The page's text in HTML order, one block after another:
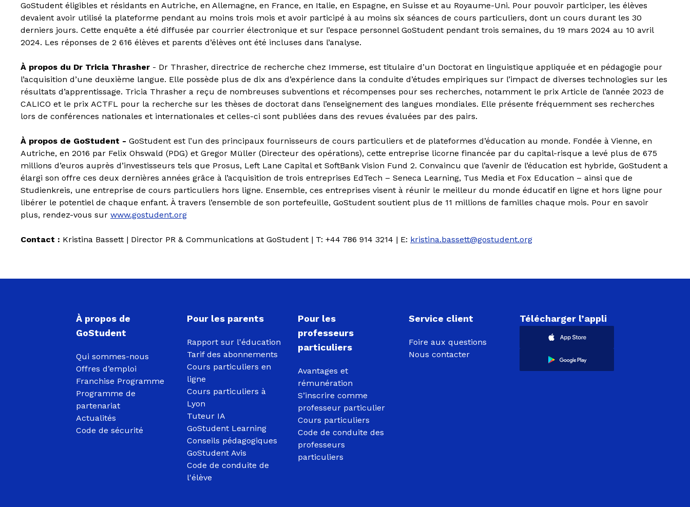
GoStudent éligibles et résidants en Autriche, en Allemagne, en France, en Italie, en Espagne, en Suisse et au Royaume-Uni. Pour pouvoir participer, les élèves
devaient avoir utilisé la plateforme pendant au moins trois mois et avoir participé à au moins six séances de cours particuliers, dont un cours durant les 30
derniers jours. Cette enquête a été diffusée par courrier électronique et sur l’espace personnel GoStudent pendant trois semaines, du 19 mars 2024 au 10 avril
2024. Les réponses de 2 616 élèves et parents d’élèves ont été incluses dans l’analyse.
À propos du Dr Tricia Thrasher - Dr Thrasher, directrice de recherche chez Immerse, est titulaire d’un Doctorat en linguistique appliquée et en pédagogie pour
l’acquisition d’une deuxième langue. Elle possède plus de dix ans d’expérience dans la conduite d’études empiriques sur l’impact de diverses technologies sur les
résultats d’apprentissage. Tricia Thrasher a reçu de nombreuses subventions et récompenses pour ses recherches, notamment le prix Article de l’année 2023 de
CALICO et le prix ACTFL pour la recherche sur les thèses de doctorat dans l’enseignement des langues mondiales. Elle présente fréquemment ses recherches
lors de conférences nationales et internationales et celles-ci sont publiées dans des revues évaluées par des pairs.
À propos de GoStudent - GoStudent est l’un des principaux fournisseurs de cours particuliers et de plateformes d’éducation au monde. Fondée à Vienne, en
Autriche, en 2016 par Felix Ohswald (PDG) et Gregor Müller (Directeur des opérations), cette entreprise licorne financée par du capital-risque a levé plus de 675
millions d’euros auprès d’investisseurs tels que Prosus, Left Lane Capital et SoftBank Vision Fund 2. Convaincu que l’avenir de l’éducation est hybride, GoStudent a
élargi son offre ces deux dernières années grâce à l’acquisition de trois entreprises EdTech – Seneca Learning, Tus Media et Fox Education – ainsi que de
Studienkreis, une entreprise de cours particuliers hors ligne. Ensemble, ces entreprises visent à réunir le meilleur du monde éducatif en ligne et hors ligne pour
libérer le potentiel de chaque enfant. À travers l’ensemble de son portefeuille, GoStudent soutient plus de 11 millions de familles chaque mois. Pour en savoir
plus, rendez-vous sur www.gostudent.org
Contact : Kristina Bassett | Director PR & Communications at GoStudent | T: +44 786 914 3214 | E: kristina.bassett@gostudent.org
À propos de
GoStudent
Qui sommes-nous
Offres d’emploi
Franchise Programme
Programme de
partenariat
Actualités
Code de sécurité
Pour les parents
Rapport sur l'éducation
Tarif des abonnements
Cours particuliers en
ligne
Cours particuliers à
Lyon
Tuteur IA
GoStudent Learning
Conseils pédagogiques
GoStudent Avis
Code de conduite de
l'élève
Pour les
professeurs
particuliers
Avantages et
rémunération
S’inscrire comme
professeur particulier
Cours particuliers
Code de conduite des
professeurs
particuliers
Service client
Foire aux questions
Nous contacter
Télécharger l’appli